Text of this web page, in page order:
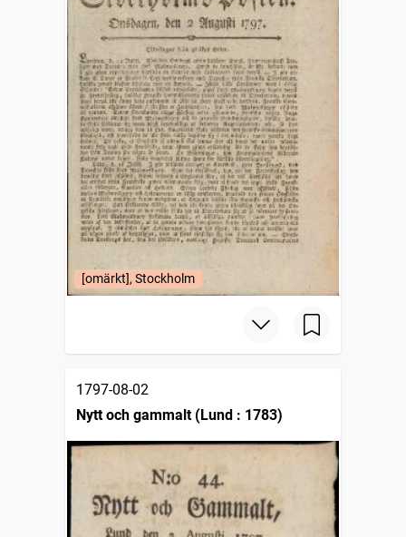
[omärkt], Stockholm
1797-08-02
Nytt och gammalt (Lund : 1783)